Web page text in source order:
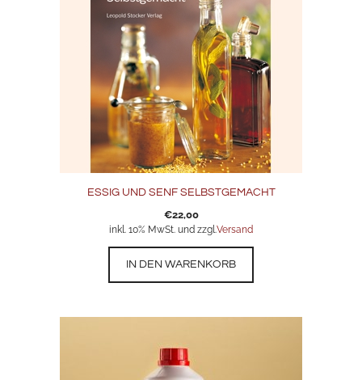
ESSIG UND SENF SELBSTGEMACHT
€22,00
inkl. 10% MwSt. und zzgl.Versand
IN DEN WARENKORB